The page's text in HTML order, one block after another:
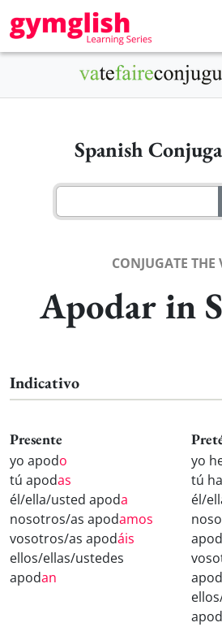
Spanish
CONJUGATE THE
Apodar in
Indicativo
Presente
yo apodo
tú apodas
él/ella/usted apoda
nosotros/as apodamos
vosotros/as apodáis
ellos/ellas/ustedes
apodan
yo
tú
él/
apod
apod
apod